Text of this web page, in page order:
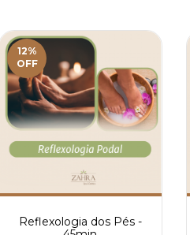
12%
OFF
Reflexologia dos Pés -